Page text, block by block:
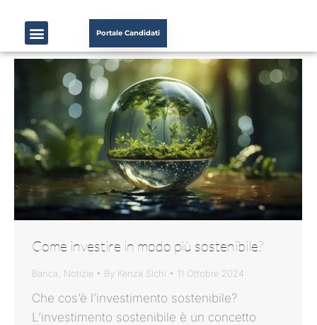
Portale Candidati
Come investire in modo più sostenibile?
Banca Notizie By Kenza Sichi 11 Ottobre 2024
Che cos’è l’investimento sostenibile?
L’investimento sostenibile è un concetto